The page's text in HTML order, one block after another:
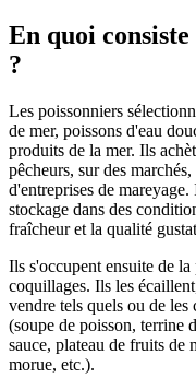
En quoi
?
Les poissonniers
de mer, poissons d'eau
produits de la mer. Ils
pêcheurs, sur des
d'entreprises de
stockage dans des
fraîcheur et la qualité
Ils s'occupent ensuite de la
coquillages. Ils les
vendre tels quels ou de
(soupe de poisson, terrine
sauce, plateau de fruits de
morue, etc.).